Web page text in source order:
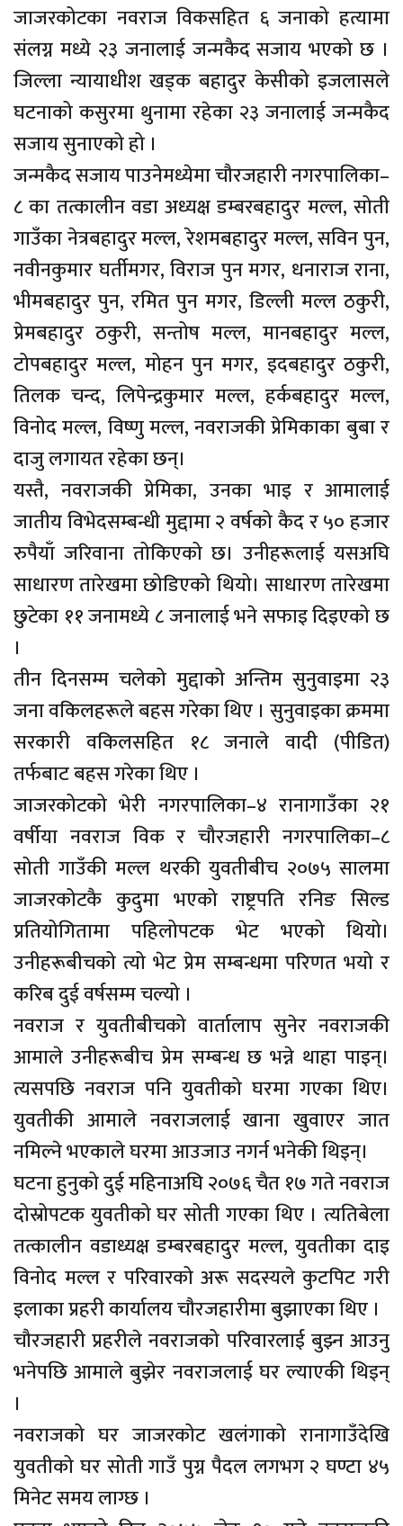
जाजरकोटका नवराज विकसहित ६ जनाको हत्यामा
संलग्न मध्ये २३ जनालाई जन्मकैद सजाय भएको छ ।
जिल्ला न्यायाधीश खड्क बहादुर केसीको इजलासले
घटनाको कसुरमा थुनामा रहेका २३ जनालाई जन्मकैद
सजाय सुनाएको हो ।
जन्मकैद सजाय पाउनेमध्येमा चौरजहारी नगरपालिका–
८ का तत्कालीन वडा अध्यक्ष डम्बरबहादुर मल्ल, सोती
गाउँका नेत्रबहादुर मल्ल, रेशमबहादुर मल्ल, सविन पुन,
नवीनकुमार घर्तीमगर, विराज पुन मगर, धनाराज राना,
भीमबहादुर पुन, रमित पुन मगर, डिल्ली मल्ल ठकुरी,
प्रेमबहादुर ठकुरी, सन्तोष मल्ल, मानबहादुर मल्ल,
टोपबहादुर मल्ल, मोहन पुन मगर, इदबहादुर ठकुरी,
तिलक चन्द, लिपेन्द्रकुमार मल्ल, हर्कबहादुर मल्ल,
विनोद मल्ल, विष्णु मल्ल, नवराजकी प्रेमिकाका बुबा र
दाजु लगायत रहेका छन्।
यस्तै, नवराजकी प्रेमिका, उनका भाइ र आमालाई
जातीय विभेदसम्बन्धी मुद्दामा २ वर्षको कैद र ५० हजार
रुपैयाँ जरिवाना तोकिएको छ। उनीहरूलाई यसअघि
साधारण तारेखमा छोडिएको थियो। साधारण तारेखमा
छुटेका ११ जनामध्ये ८ जनालाई भने सफाइ दिइएको छ
।
तीन दिनसम्म चलेको मुद्दाको अन्तिम सुनुवाइमा २३
जना वकिलहरूले बहस गरेका थिए । सुनुवाइका क्रममा
सरकारी वकिलसहित १८ जनाले वादी (पीडित)
तर्फबाट बहस गरेका थिए ।
जाजरकोटको भेरी नगरपालिका–४ रानागाउँका २१
वर्षीया नवराज विक र चौरजहारी नगरपालिका–८
सोती गाउँकी मल्ल थरकी युवतीबीच २०७५ सालमा
जाजरकोटकै कुदुमा भएको राष्ट्रपति रनिङ सिल्ड
प्रतियोगितामा पहिलोपटक भेट भएको थियो।
उनीहरूबीचको त्यो भेट प्रेम सम्बन्धमा परिणत भयो र
करिब दुई वर्षसम्म चल्यो ।
नवराज र युवतीबीचको वार्तालाप सुनेर नवराजकी
आमाले उनीहरूबीच प्रेम सम्बन्ध छ भन्ने थाहा पाइन्।
त्यसपछि नवराज पनि युवतीको घरमा गएका थिए।
युवतीकी आमाले नवराजलाई खाना खुवाएर जात
नमिल्ने भएकाले घरमा आउजाउ नगर्न भनेकी थिइन्।
घटना हुनुको दुई महिनाअघि २०७६ चैत १७ गते नवराज
दोस्रोपटक युवतीको घर सोती गएका थिए । त्यतिबेला
तत्कालीन वडाध्यक्ष डम्बरबहादुर मल्ल, युवतीका दाइ
विनोद मल्ल र परिवारको अरू सदस्यले कुटपिट गरी
इलाका प्रहरी कार्यालय चौरजहारीमा बुझाएका थिए ।
चौरजहारी प्रहरीले नवराजको परिवारलाई बुझ्न आउनु
भनेपछि आमाले बुझेर नवराजलाई घर ल्याएकी थिइन्
।
नवराजको घर जाजरकोट खलंगाको रानागाउँदेखि
युवतीको घर सोती गाउँ पुग्न पैदल लगभग २ घण्टा ४५
मिनेट समय लाग्छ ।